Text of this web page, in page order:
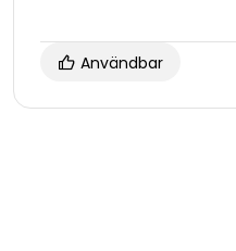
Användbar